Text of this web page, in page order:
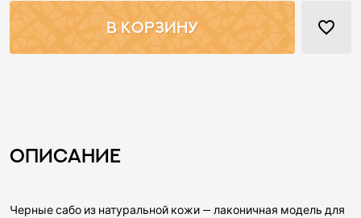
В КОРЗИНУ favorite_border
Описание
Черные сабо из натуральной кожи — лаконичная модель для